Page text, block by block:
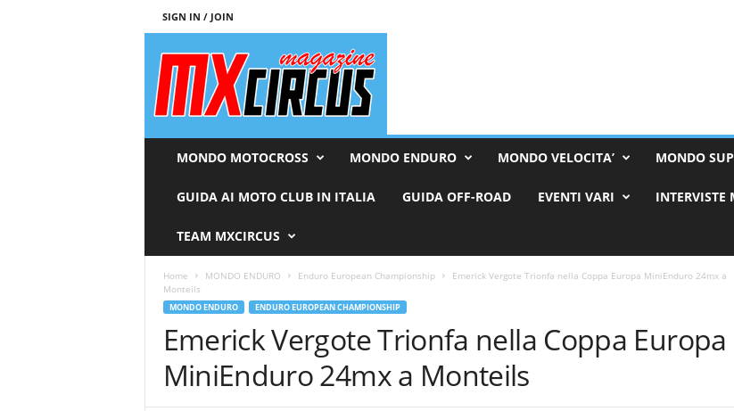
SIGN IN / JOIN
c
MONDO MOTOCROSS MONDO ENDURO MONDO VELOCITA’ MONDO
GUIDA AI MOTO CLUB IN ITALIA GUIDA OFF-ROAD EVENTI VARI INTERVISTE
TEAM MXCIRCUS
Home MONDO ENDURO Enduro European Championship
Emerick Vergote Trionfa nella Coppa Europa MiniEnduro 24mx a
Monteils
MONDO ENDURO ENDURO EUROPEAN CHAMPIONSHIP
Emerick Vergote Trionfa nella Coppa Europa
MiniEnduro 24mx a Monteils